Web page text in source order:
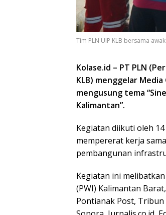
Tim PLN UIP KLB bersama
Kolase.id – PT PLN
KLB) menggelar
mengusung tema
Kalimantan”.
Kegiatan diikuti oleh
mempererat kerja
pembangunan
Kegiatan ini
(PWI) Kalimantan
Pontianak Post, Tribun